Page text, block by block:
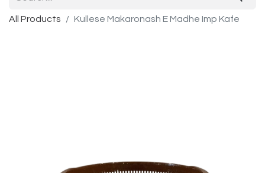
All Products Kullese Makaronash E Madhe Imp Kafe